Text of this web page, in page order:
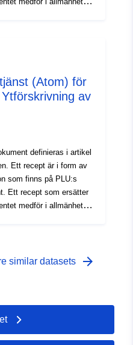
(Atom) för
av
definieras i artikel
Ett recept är i form av
som finns på PLU:s
Ett recept som ersätter
medför i allmänhet
similar datasets arrow_forward